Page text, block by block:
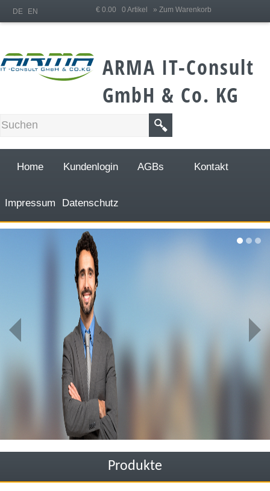
€ 0.00 0 Artikel » Zum Warenkorb
DE EN
ARMA IT-Consult
GmbH & Co. KG
Home Kundenlogin AGBs Kontakt
Impressum Datenschutz
Produkte